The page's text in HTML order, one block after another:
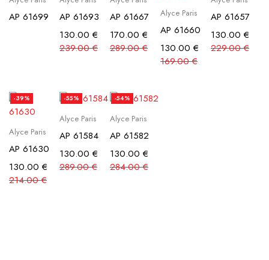
AP 61699 AP 61693
239.00€
130.00 €
AP 61667
289.00€
170.00 €
Alyce Paris
AP 61660
169.00€
130.00 €
AP 61657
229.00€
130.00 €
-39%
Alyce Paris
AP 61630
214.00€
130.00 €
-55%
Alyce Paris
AP 61584
289.00€
130.00 €
-54%
Alyce Paris
AP 61582
284.00€
130.00 €